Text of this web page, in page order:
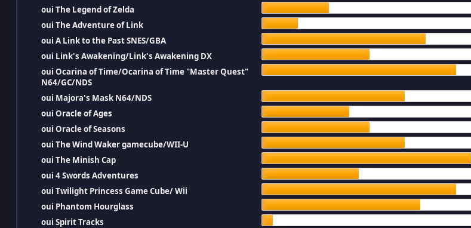
oui The Legend of Zelda
oui The Adventure of Link
oui A Link to the Past SNES/GBA
oui Link's Awakening/Link's Awakening DX
oui Ocarina of Time/Ocarina of Time "Master Quest"
N64/GC/NDS
oui Majora's Mask N64/NDS
oui Oracle of Ages
oui Oracle of Seasons
oui The Wind Waker gamecube/WII-U
oui The Minish Cap
oui 4 Swords Adventures
oui Twilight Princess Game Cube/ Wii
oui Phantom Hourglass
oui Spirit Tracks